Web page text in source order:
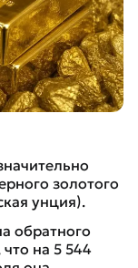
золотого
унция).
обратного
на 5 544